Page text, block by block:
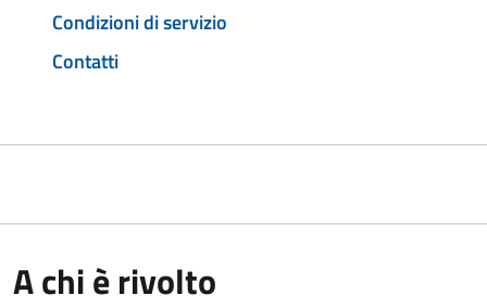
Condizioni di servizio
Contatti
A chi è rivolto